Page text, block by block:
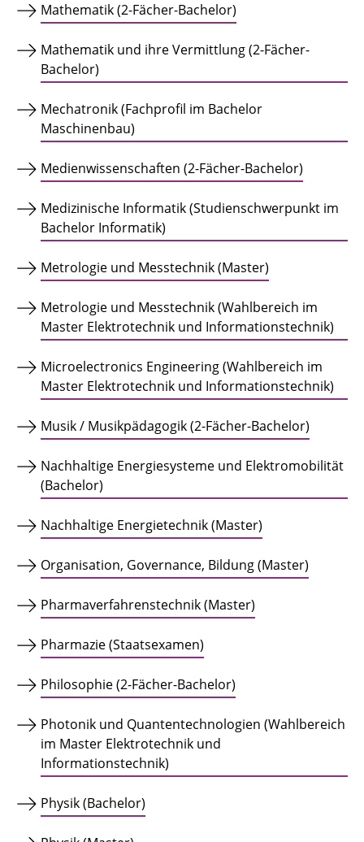
Mathematik (2-Fächer-Bachelor)
Mathematik und ihre Vermittlung (2-Fächer-
Bachelor)
Mechatronik (Fachprofil im Bachelor
Maschinenbau)
Medienwissenschaften (2-Fächer-Bachelor)
Medizinische Informatik (Studienschwerpunkt im
Bachelor Informatik)
Metrologie und Messtechnik (Master)
Metrologie und Messtechnik (Wahlbereich im
Master Elektrotechnik und Informationstechnik)
Microelectronics Engineering (Wahlbereich im
Master Elektrotechnik und Informationstechnik)
Musik / Musikpädagogik (2-Fächer-Bachelor)
Nachhaltige Energiesysteme und Elektromobilität
(Bachelor)
Nachhaltige Energietechnik (Master)
Organisation, Governance, Bildung (Master)
Pharmaverfahrenstechnik (Master)
Pharmazie (Staatsexamen)
Philosophie (2-Fächer-Bachelor)
Photonik und Quantentechnologien (Wahlbereich
im Master Elektrotechnik und
Informationstechnik)
Physik (Bachelor)